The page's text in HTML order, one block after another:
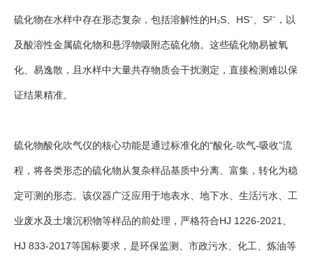
硫化物在水样中存在形态复杂，包括溶解性的H₂S、HS⁻、S²⁻，以
及酸溶性金属硫化物和悬浮物吸附态硫化物。这些硫化物易被氧
化、易逸散，且水样中大量共存物质会干扰测定，直接检测难以保
证结果精准。
硫化物酸化吹气仪的核心功能是通过标准化的“酸化-吹气-吸收”流
程，将各类形态的硫化物从复杂样品基质中分离、富集，转化为稳
定可测的形态。该仪器广泛应用于地表水、地下水、生活污水、工
业废水及土壤沉积物等样品的前处理，严格符合HJ 1226-2021、
HJ 833-2017等国标要求，是环保监测、市政污水、化工、炼油等